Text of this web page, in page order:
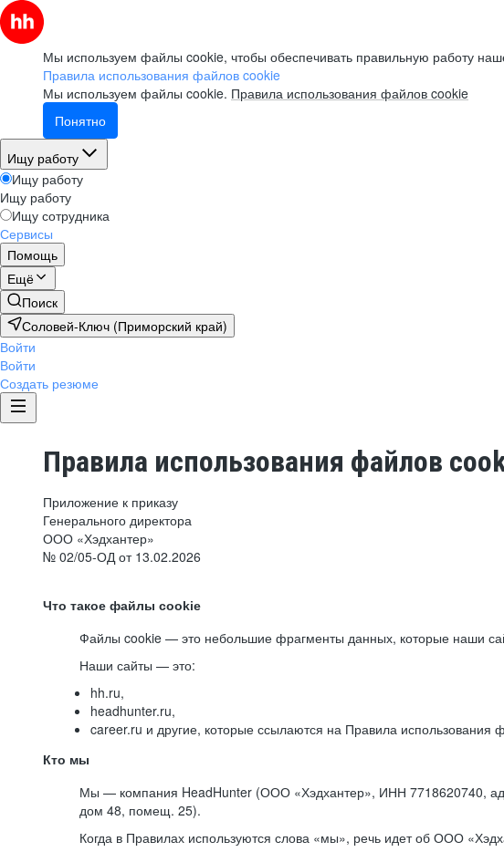
Мы используем файлы cookie, чтобы обеспечивать правильную работу
Правила использования файлов cookie
Мы используем файлы cookie. Правила использования файлов cookie
Понятно
Ищу работу
Ищу работу
Ищу работу
Ищу сотрудника
Сервисы
Помощь
Ещё
Поиск
Соловей-Ключ (Приморский край)
Войти
Войти
Создать резюме
Правила использования файлов
Приложение к приказу
Генерального директора
ООО «Хэдхантер»
№ 02/05-ОД от 13.02.2026
Что такое файлы cookie
Файлы cookie — это небольшие фрагменты данных, которые наши
Наши сайты — это:
hh.ru,
headhunter.ru,
career.ru и другие, которые ссылаются на Правила
Кто мы
Мы — компания HeadHunter (ООО «Хэдхантер», ИНН 7718620740,
дом 48, помещ. 25).
Когда в Правилах используются слова «мы», речь идет об ООО